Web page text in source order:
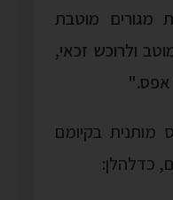
מגורים מוטבת
ולרוכש זכאי,
אפס."
מותנית בקיומם
כדלהלן: